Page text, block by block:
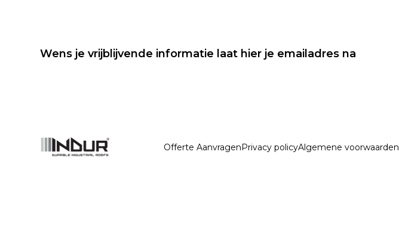
Wens je vrijblijvende informatie laat hier je emailadres na
Offerte AanvragenPrivacy policyAlgemene voorwaarden